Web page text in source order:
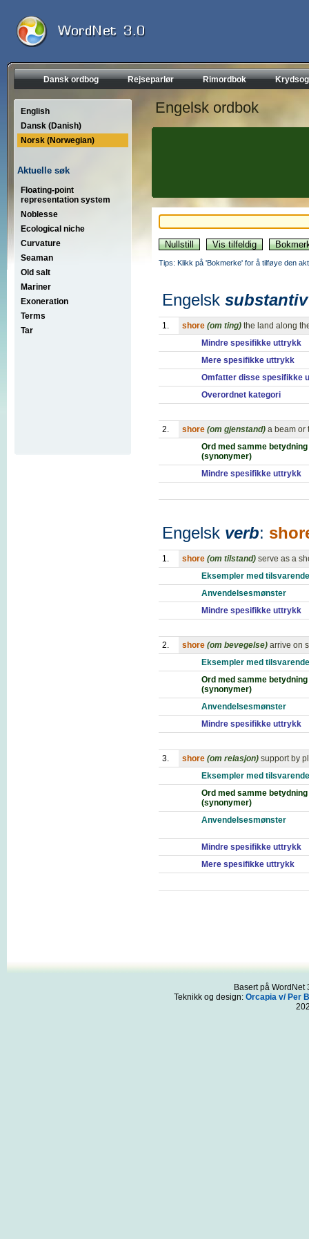
Dansk ordbog Rejseparlør Rimordbok
English
Dansk (Danish)
Norsk (Norwegian)
Aktuelle søk
Floating-point
representation system
Noblesse
Ecological niche
Curvature
Seaman
Old salt
Mariner
Exoneration
Terms
Tar
Engelsk ordbok
Tips: Klikk på 'Bokmerke' for å tilføye den
Engelsk substantiv
1. shore (om ting) the land along
Mindre spesifikke uttrykk
Mere spesifikke uttrykk
Omfatter disse spesifikke
Overordnet kategori
2. shore (om gjenstand) a beam or
Ord med samme betydning
(synonymer)
Mindre spesifikke uttrykk
Engelsk verb:
1. shore (om tilstand) serve as a
Eksempler med
Anvendelsesmønster
Mindre spesifikke uttrykk
2. shore (om bevegelse) arrive on
Eksempler med
Ord med samme betydning
(synonymer)
Anvendelsesmønster
Mindre spesifikke uttrykk
3. shore (om relasjon) support by
Eksempler med
Ord med samme betydning
(synonymer)
Anvendelsesmønster
Mindre spesifikke uttrykk
Mere spesifikke uttrykk
Basert på
Teknikk og design: Orcapia v/ Per